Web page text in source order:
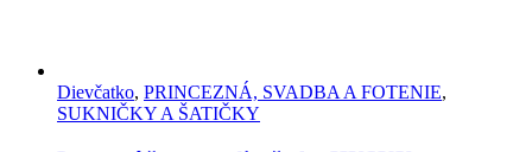
Dievčatko, PRINCEZNÁ, SVADBA A FOTENIE,
SUKNIČKY A ŠATIČKY